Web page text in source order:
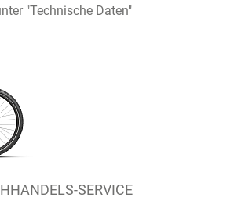
"Technische Daten"
SERVICE